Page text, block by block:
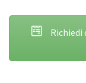
Richiedi